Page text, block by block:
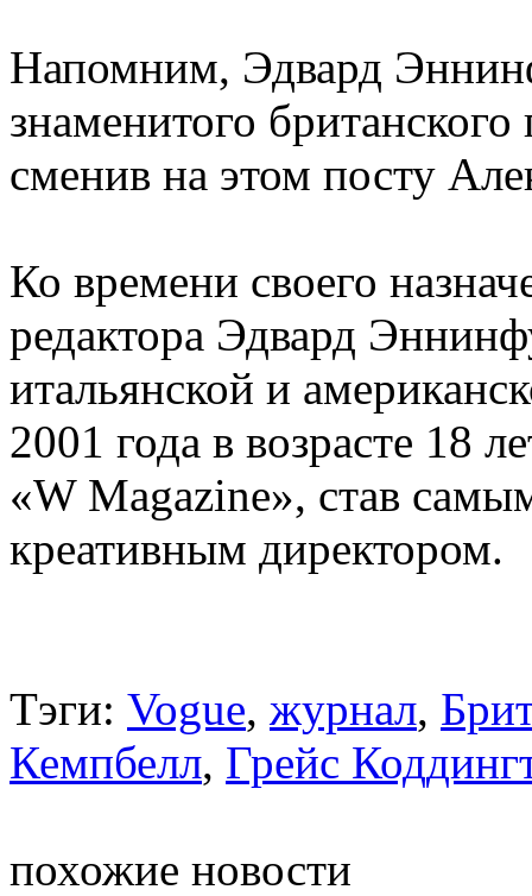
Напомним, Эдвард
знаменитого британского
сменив на этом посту
Ко времени своего
редактора Эдвард
итальянской и
2001 года в возрасте 18
«W Magazine», став
креативным директором.
Тэги: Vogue, журнал,
Кемпбелл, Грейc
похожие новости